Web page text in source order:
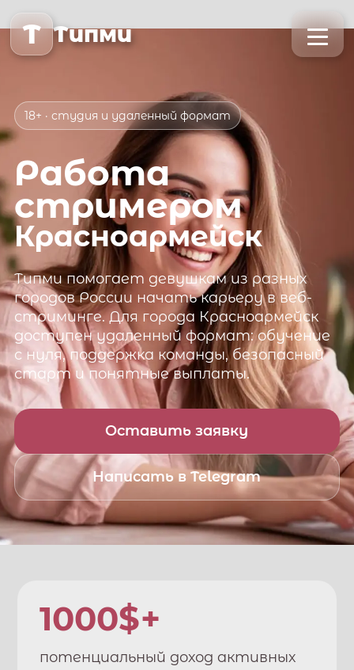
T Типми
18+ · студия и удаленный формат
Работа
стримером
Красноармейск
Типмипомогает девушкам из разных
городов России начать карьеру в веб-
стриминге. Для города Красноармейск
доступен удаленный формат: обучение
с нуля, поддержка команды, безопасный
старт и понятные выплаты.
Оставить заявку
Написать в Telegram
1000$+
потенциальный доход активных